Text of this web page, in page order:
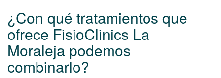
¿Con qué tratamientos que
ofrece FisioClinics La
Moraleja podemos
combinarlo?